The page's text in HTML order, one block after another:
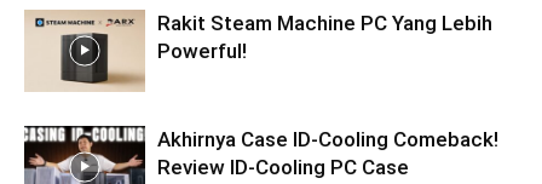
Rakit Steam Machine PC Yang Lebih
Powerful!
Akhirnya Case ID-Cooling Comeback!
Review ID-Cooling PC Case